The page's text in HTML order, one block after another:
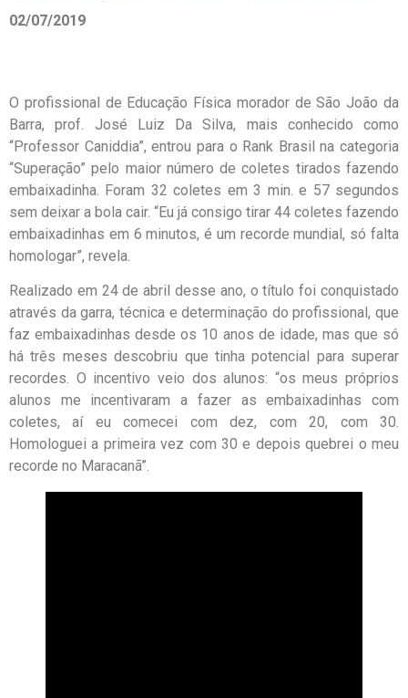
02/07/2019
O profissional de Educação Física morador de São João da
Barra, prof. José Luiz Da Silva, mais conhecido como
“Professor Caniddia”, entrou para o Rank Brasil na categoria
“Superação” pelo maior número de coletes tirados fazendo
embaixadinha. Foram 32 coletes em 3 min. e 57 segundos
sem deixar a bola cair. “Eu já consigo tirar 44 coletes fazendo
embaixadinhas em 6 minutos, é um recorde mundial, só falta
homologar”, revela.
Realizado em 24 de abril desse ano, o título foi conquistado
através da garra, técnica e determinação do profissional, que
faz embaixadinhas desde os 10 anos de idade, mas que só
há três meses descobriu que tinha potencial para superar
recordes. O incentivo veio dos alunos: “os meus próprios
alunos me incentivaram a fazer as embaixadinhas com
coletes, aí eu comecei com dez, com 20, com 30.
Homologuei a primeira vez com 30 e depois quebrei o meu
recorde no Maracanã”.